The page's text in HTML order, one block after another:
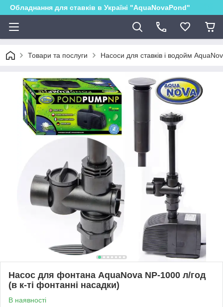
Обладнання для ставків в Україні "AquaNovaPond"
Товари та послуги Насоси для ставків і водойм
Насос для фонтана AquaNova NP-1000 л/год
(в к-ті фонтанні насадки)
В наявності